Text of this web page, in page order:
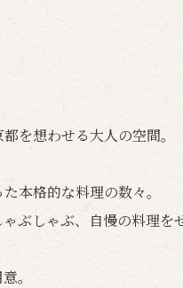
を想わせる大人の空間。
本格的な料理の数々。
ぶしゃぶ、自慢の料理を
。